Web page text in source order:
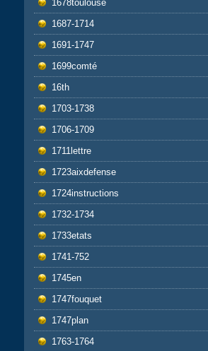
1678toulouse
1687-1714
1691-1747
1699comté
16th
1703-1738
1706-1709
1711lettre
1723aixdefense
1724instructions
1732-1734
1733etats
1741-752
1745en
1747fouquet
1747plan
1763-1764